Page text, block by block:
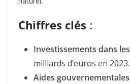
Chiffres clés :
Investissements dans
milliards d’euros en 2023.
Aides gouvernementales